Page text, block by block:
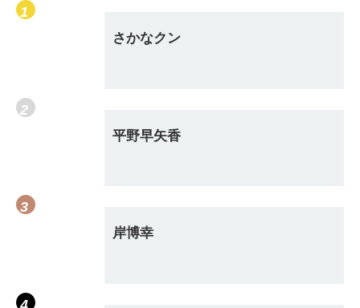
さかなクン
平野早矢香
岸博幸